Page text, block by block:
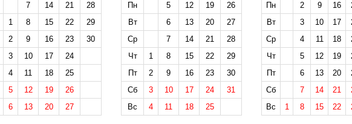
7 14 21
28
1 8 15 22
29
2 9 16 23
30
3 10 17
24
4 11 18
25
5 12 19
26
6 13 20 27
Пн
5 12 19
26
Вт
6 13 20
27
Ср
7 14 21
28
Чт
1 8 15 22
29
Пт
2 9 16 23
30
Сб
3 10 17 24
31
Вс
4 11 18 25
Пн
2 9 16
Вт
3 10 17
Ср
4 11 18
Чт
5 12 19
Пт
6 13 20
Сб
7 14 21
Вс
1 8 15 22